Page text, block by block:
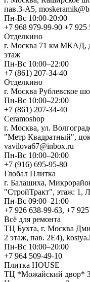
пав.3-А5,
Пн-Вс 10:00-20:00
+7 968 979-99-90 +7 925
Отделкино
г. Москва 71 км МКАД,
этаж
Пн-Вс 10:00–22:00
+7 (861) 207-34-40
Отделкино
г. Москва Рублевское
Пн-Вс 10:00–22:00
+7 (861) 207-34-40
Ceramoshop
г. Москва, ул.
"Метр Квадратный",
vavilova67@inbox.ru
Пн-Вс 10:00–20:00
+7 (916) 695-95-80
Глобал Плитка
г. Балашиха,
"СтройТракт", этаж: 1,
Пн-Вс 09:00–21:00
+7 926 638-99-63, +7
Всё для ремонта
ТЦ Бухта, г. Москва
2 этаж, пав. 2Е4),
Пн-Вс 10:00–20:00
+7 964 509-49-10
Плитка HOUSE
ТЦ *Можайский двор*